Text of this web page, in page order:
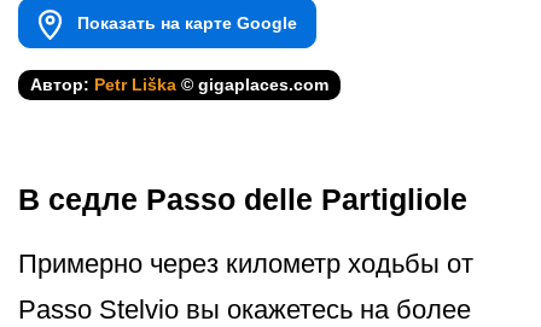
Показать на карте Google
Автор: Petr Liška © gigaplaces.com
В седле Passo delle Partigliole
Примерно через километр ходьбы от
Passo Stelvio вы окажетесь на более